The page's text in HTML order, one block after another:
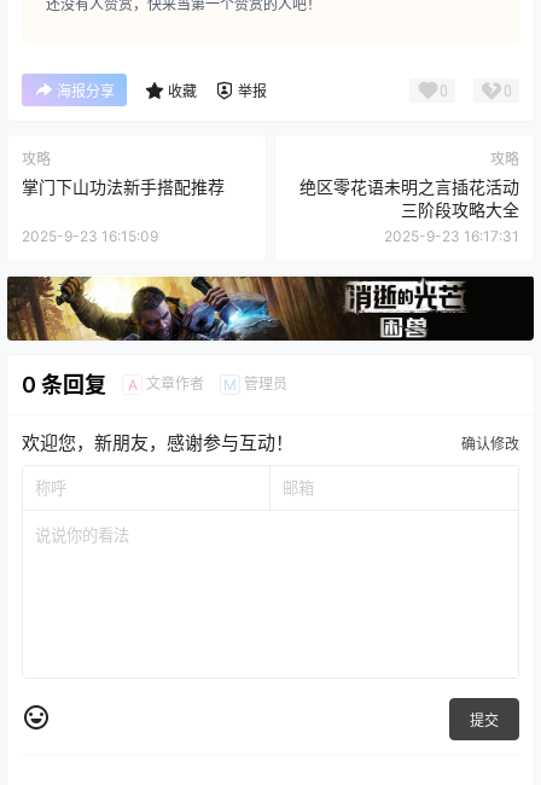
还没有人赞赏，快来当第一个赞赏的人吧！
海报分享 收藏 举报 0 0
攻略
掌门下山功法新手搭配推荐
2025-9-23 16:15:09
攻略
绝区零花语未明之言插花活动
三阶段攻略大全
2025-9-23 16:17:31
0 条回复 A 文章作者 M 管理员
欢迎您，新朋友，感谢参与互动！ 确认修改
提交